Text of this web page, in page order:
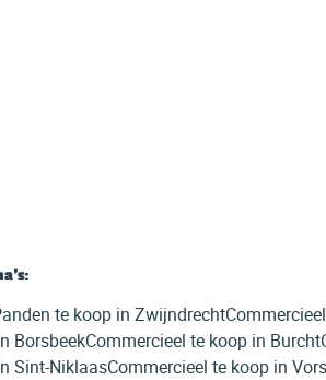
:
te koop in Zwijndrecht
BorsbeekCommercieel te koop in Burcht
Sint-NiklaasCommercieel te koop in